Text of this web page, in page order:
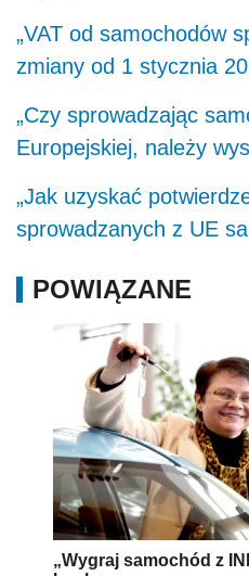
„VAT od samochodów
zmiany od 1 stycznia
„Czy sprowadzając
Europejskiej, należy
„Jak uzyskać
sprowadzanych z UE
POWIĄZANE
„Wygraj samochód z